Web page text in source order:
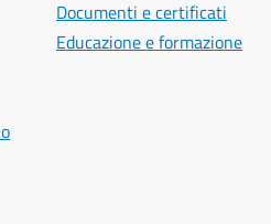
Documenti e certificati
Educazione e formazione